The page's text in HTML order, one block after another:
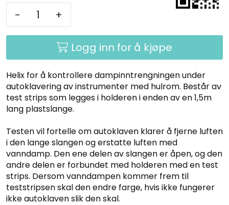
- +
Logg inn for å kjøpe
Helix for å kontrollere dampinntrengningen under
autoklavering av instrumenter med hulrom. Består av
test strips som legges i holderen i enden av en 1,5m
lang plastslange.
Testen vil fortelle om autoklaven klarer å fjerne luften
i den lange slangen og erstatte luften med
vanndamp. Den ene delen av slangen er åpen, og den
andre delen er forbundet med holderen med en test
strips. Dersom vanndampen kommer frem til
teststripsen skal den endre farge, hvis ikke fungerer
ikke autoklaven slik den skal.